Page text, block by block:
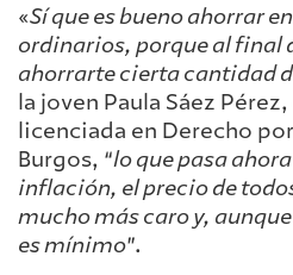
«Sí que es bueno ahorrar
ordinarios, porque al final
ahorrarte cierta cantidad
la joven Paula Sáez
licenciada en Derecho
Burgos, “lo que pasa
inflación, el precio de
mucho más caro y,
es mínimo”.